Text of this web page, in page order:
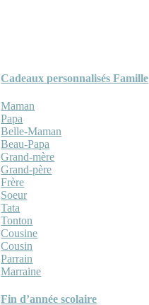
Cadeaux personnalisés Famille
Maman
Papa
Belle-Maman
Beau-Papa
Grand-mère
Grand-père
Frère
Soeur
Tata
Tonton
Cousine
Cousin
Parrain
Marraine
Fin d’année scolaire